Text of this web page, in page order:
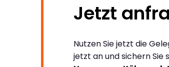
Jetzt
Nutzen Sie jetzt die
jetzt an und sichern Sie